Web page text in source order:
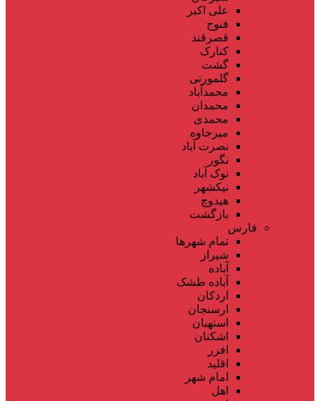
علی اکبر
فنوج
قصرقند
کنارک
گشت
گلمورتی
محمدآباد
محمدان
محمدی
میرجاوه
نصرت آباد
نگور
نوک آباد
نیکشهر
هیدوچ
بازگشت
فارس
تمام شهر‌ها
شیراز
آباده
آباده طشک
اردکان
ارسنجان
استهبان
اشکنان
افزر
اقلید
امام شهر
اهل